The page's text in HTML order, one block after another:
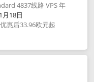
4837线路 VPS 年
月18日
惠后33.96欧元起